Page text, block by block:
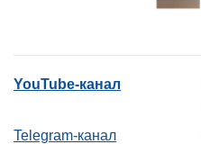
YouTube-канал
Telegram-канал